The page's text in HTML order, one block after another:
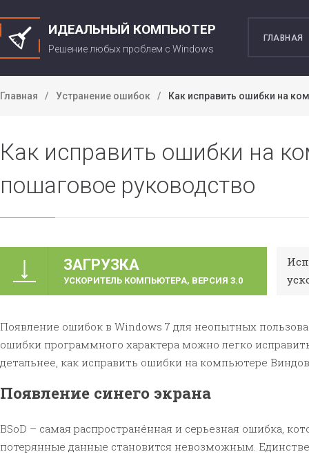
ИДЕАЛЬНЫЙ КОМПЬЮТЕР
Решение любых проблем c Windows
ГЛАВНАЯ
Главная Устранение ошибок Как исправить ошибки на
Как исправить ошибки на
пошаговое руководство
ЗАГРУЗКА
УСКОРИТЕЛЬ КОМПЬЮТЕРА, ВЕРСИЯ 3.0
Появление ошибок в Windows 7 для неопытных
ошибки программного характера можно легко
детальнее, как исправить ошибки на компьютере
Появление синего экрана
BSoD – самая распространённая и серьезная ошибка,
потерянные данные становится невозможным.